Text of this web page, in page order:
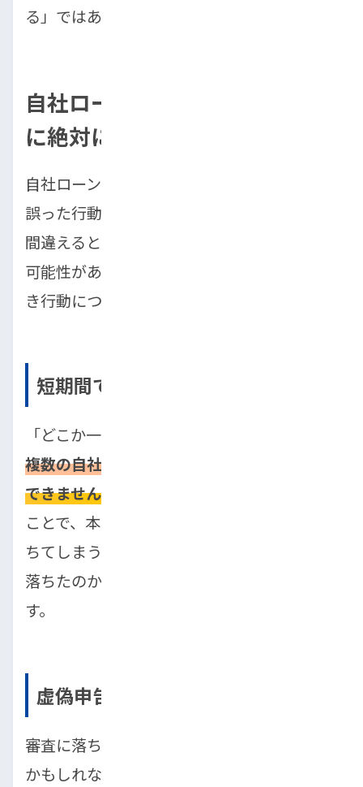
る」ではありません。
自社ローンの審査に落ちたとき
に絶対にやってはいけないこと
自社ローンに落ちた直後は、不安や焦りから
誤った行動を取りがちです。しかし、対応を
間違えると、次のチャンスまで潰してしまう
可能性があります。ここでは、特に避けるべ
き行動について解説します。
短期間で複数店舗に申し込む
「どこか一つは通るはず」と考え、
複数の自社ローン店に申し込むのはおすすめ
できません。
ことで、本来通る可能性があった審査まで落
ちてしまうケースもあります。まずは、なぜ
落ちたのかを冷静に振り返ることが重要で
す。
虚偽申告で再挑戦する
審査に落ちた後、「収入を多めに書けば通る
かもしれない」「雇用形態をごまかそう」と